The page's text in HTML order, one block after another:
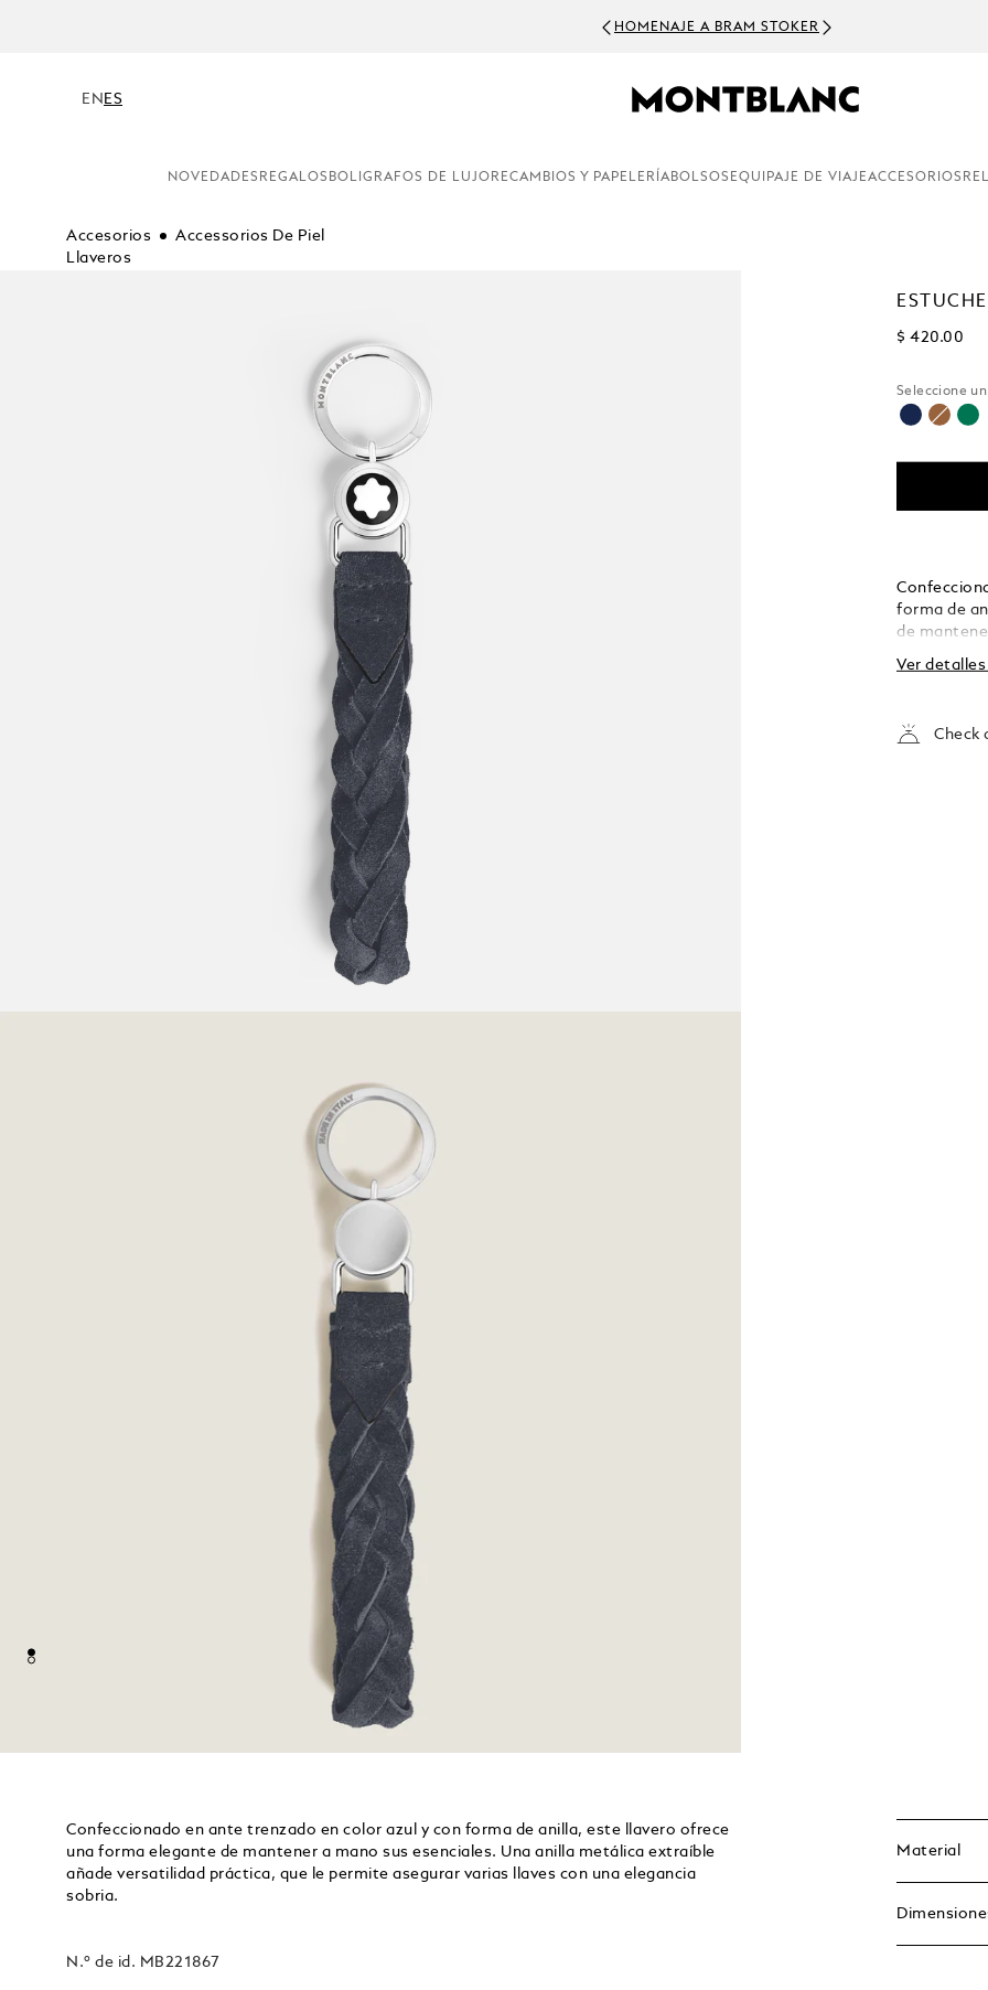
HOMENAJE A BRAM STOKER
EN ES
NOVEDADES REGALOS BOLIGRAFOS DE LUJO RECAMBIOS Y PAPELERÍABOLSOS EQUIPAJE DE VIAJEACCESORIOS
Accesorios
Accessorios De Piel
Llaveros
$ 420.00
Seleccione
forma de
de
extraíble
asegurar
Ver
Check
Confeccionado en ante trenzado en color azul y con forma de anilla, este llavero ofrece
una forma elegante de mantener a mano sus esenciales. Una anilla metálica extraíble
añade versatilidad práctica, que le permite asegurar varias llaves con una elegancia
sobria.
N.º de id. MB221867
Material